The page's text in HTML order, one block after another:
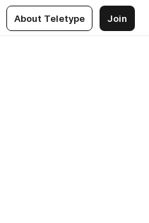
About Teletype Join